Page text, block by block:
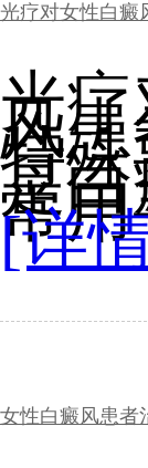
光疗对女性白癜
光
风
特殊
是
常
[详
女性白癜风患者